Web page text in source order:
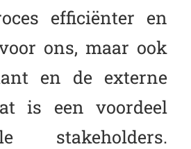
efficiënter en
ons, maar ook
en de externe
is een voordeel
stakeholders.